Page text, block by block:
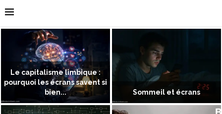
Le capitalisme limbique :
pourquoi les écrans savent si
bien...
Sommeil et écrans